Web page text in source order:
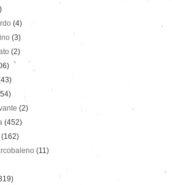
(4)
(3)
(2)
(2)
(452)
(162)
(11)